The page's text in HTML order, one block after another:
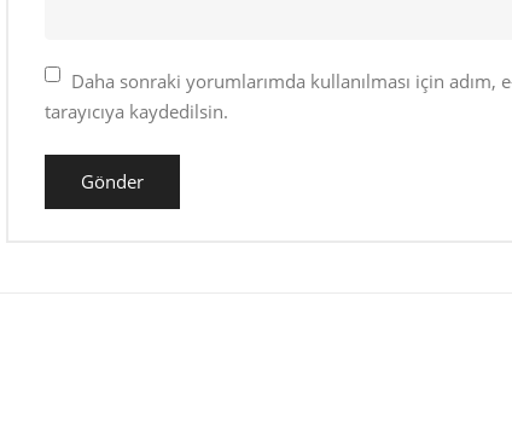
Daha sonraki yorumlarımda kullanılması için
tarayıcıya kaydedilsin.